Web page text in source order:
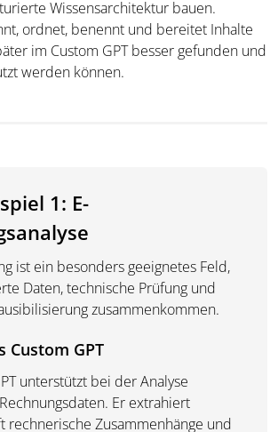
Wissensarchitektur bauen.
ordnet, benennt und bereitet Inhalte
im Custom GPT besser gefunden und
werden können.
1: E-
ist ein besonders geeignetes Feld,
Daten, technische Prüfung und
zusammenkommen.
Custom GPT
unterstützt bei der Analyse
Er extrahiert
rechnerische Zusammenhänge und